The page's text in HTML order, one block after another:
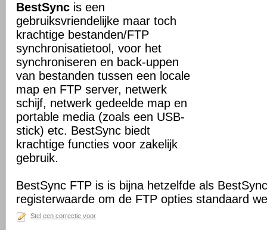
BestSync is een
gebruiksvriendelijke maar toch
krachtige bestanden/FTP
synchronisatietool, voor het
synchroniseren en back-uppen
van bestanden tussen een locale
map en FTP server, netwerk
schijf, netwerk gedeelde map en
portable media (zoals een USB-
stick) etc. BestSync biedt
krachtige functies voor zakelijk
gebruik.
BestSync FTP is is bijna hetzelfde als
registerwaarde om de FTP opties standaard
Stel een correctie voor